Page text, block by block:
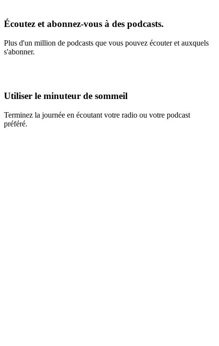
Écoutez et abonnez-vous à des podcasts.
Plus d'un million de podcasts que vous pouvez écouter et auxquels
s'abonner.
Utiliser le minuteur de sommeil
Terminez la journée en écoutant votre radio ou votre podcast
préféré.